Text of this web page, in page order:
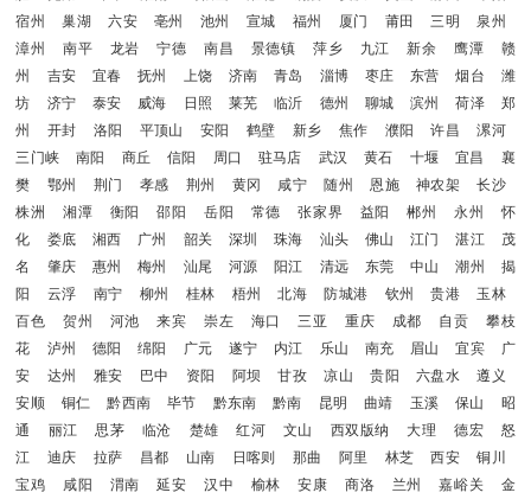
宿州
巢湖 六安 亳州 池州 宣城 福州 厦门 莆田 三明
泉州
漳州
南平 龙岩 宁德 南昌 景德镇 萍乡 九江 新余 鹰潭
赣
州
吉安 宜春 抚州 上饶 济南 青岛 淄博 枣庄 东营 烟台
潍
坊
济宁 泰安 威海 日照 莱芜 临沂 德州 聊城 滨州 荷泽
郑
州
开封 洛阳 平顶山 安阳 鹤壁 新乡 焦作 濮阳 许昌
漯河
三门峡
南阳 商丘 信阳 周口 驻马店 武汉 黄石 十堰 宜昌
襄
樊
鄂州 荆门 孝感 荆州 黄冈 咸宁 随州 恩施 神农架
长沙
株洲
湘潭 衡阳 邵阳 岳阳 常德 张家界 益阳 郴州 永州
怀
化
娄底 湘西 广州 韶关 深圳 珠海 汕头 佛山 江门 湛江
茂
名
肇庆 惠州 梅州 汕尾 河源 阳江 清远 东莞 中山 潮州
揭
阳
云浮 南宁 柳州 桂林 梧州 北海 防城港 钦州 贵港
玉林
百色
贺州 河池 来宾 崇左 海口 三亚 重庆 成都 自贡
攀枝
花
泸州 德阳 绵阳 广元 遂宁 内江 乐山 南充 眉山 宜宾
广
安
达州 雅安 巴中 资阳 阿坝 甘孜 凉山 贵阳 六盘水
遵义
安顺
铜仁 黔西南 毕节 黔东南 黔南 昆明 曲靖 玉溪 保山
昭
通
丽江 思茅 临沧 楚雄 红河 文山 西双版纳 大理 德宏
怒
江
迪庆 拉萨 昌都 山南 日喀则 那曲 阿里 林芝 西安
铜川
宝鸡
咸阳 渭南 延安 汉中 榆林 安康 商洛 兰州 嘉峪关 金